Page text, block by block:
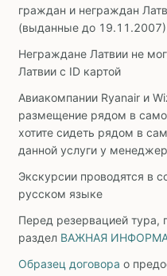
граждан и неграждан
(выданные до 19.11.2007)
Неграждане Латвии не
Латвии с ID картой
Авиакомпании Ryanair и
размещение рядом в
хотите сидеть рядом в
данной услуги у
Экскурсии проводятся в
русском языке
Перед резервацией тура,
раздел ВАЖНАЯ
Образец договора о